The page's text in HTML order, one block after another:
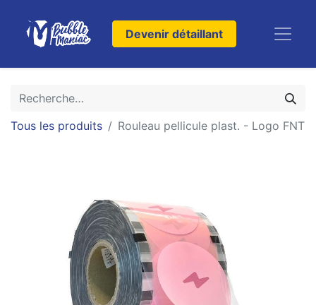
Devenir détaillant
Tous les produits Rouleau pellicule plast. - Logo FNT